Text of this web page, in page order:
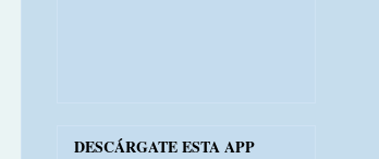
DESCÁRGATE ESTA APP